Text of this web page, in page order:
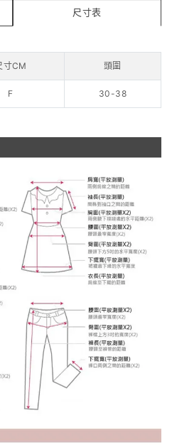
尺寸表
寸CM 頭圍
F 30-38